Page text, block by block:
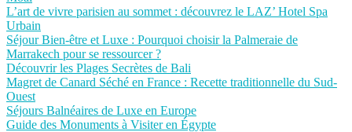
L’art de vivre parisien au sommet : découvrez le LAZ’ Hotel Spa
Urbain
Séjour Bien-être et Luxe : Pourquoi choisir la Palmeraie de
Marrakech pour se ressourcer ?
Découvrir les Plages Secrètes de Bali
Magret de Canard Séché en France : Recette traditionnelle du Sud-
Ouest
Séjours Balnéaires de Luxe en Europe
Guide des Monuments à Visiter en Égypte